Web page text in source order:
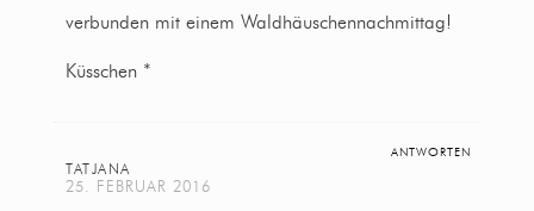
verbunden mit einem Waldhäuschennachmittag!
Küsschen *
ANTWORTEN
TATJANA
25. FEBRUAR 2016